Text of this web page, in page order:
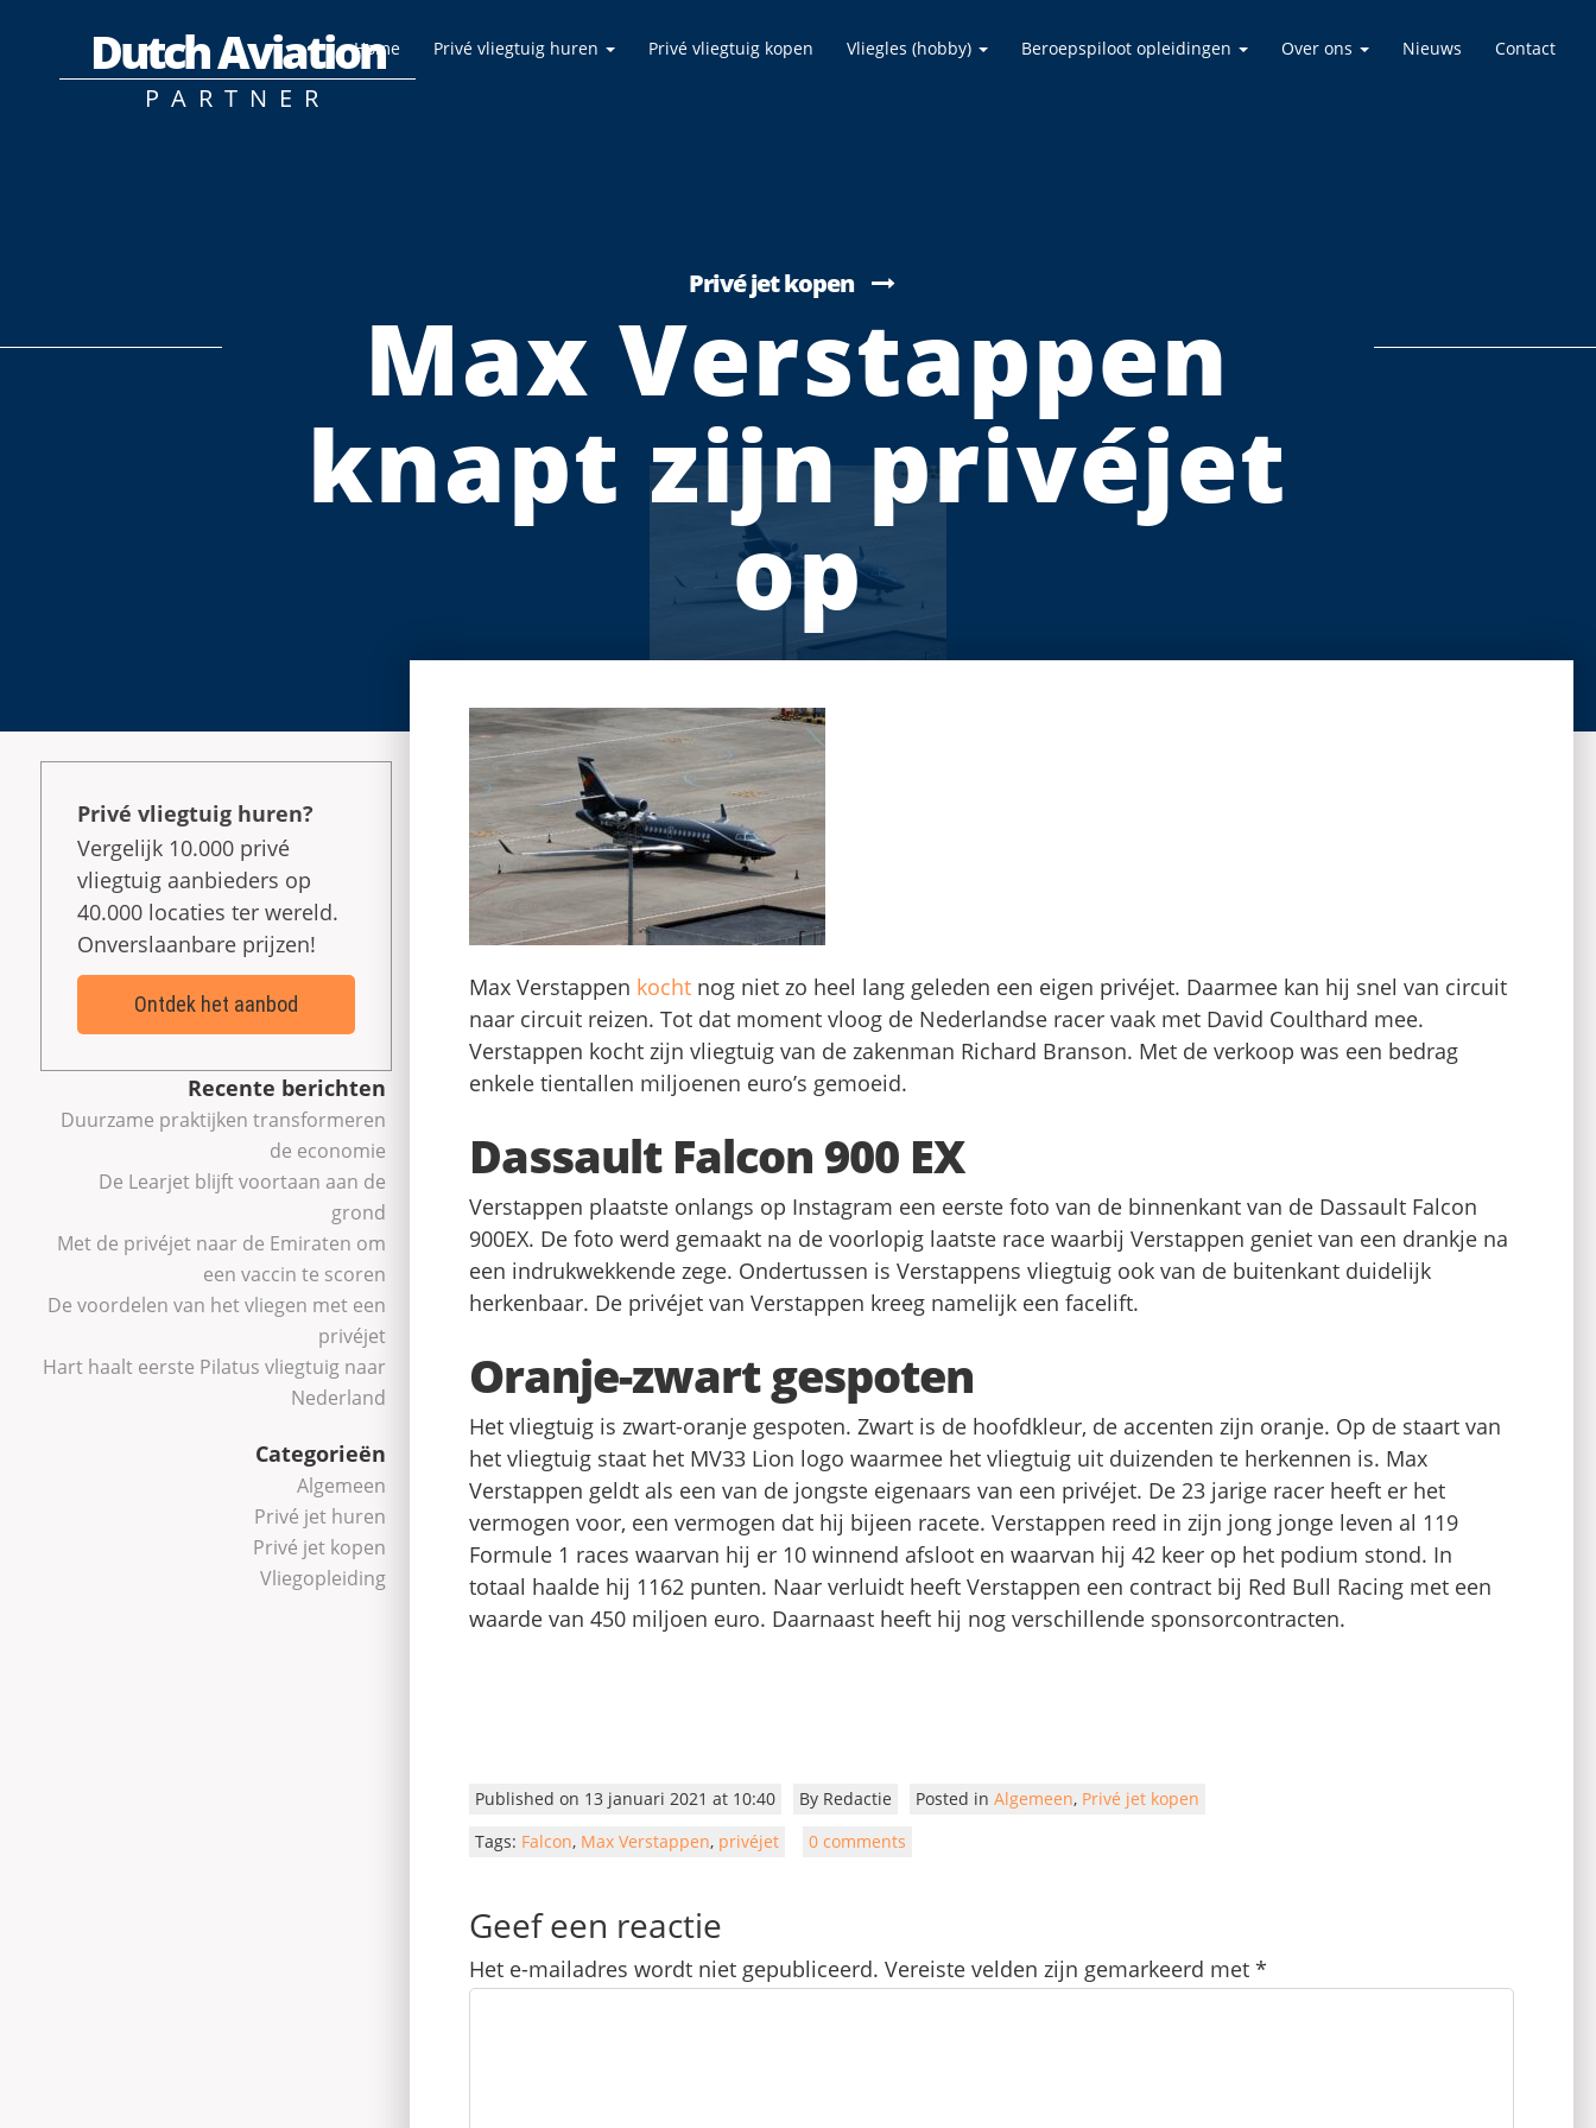
Dutch Aviation
PARTNER
Home Privé vliegtuig huren Privé vliegtuig kopen Vliegles (hobby) Beroepspiloot opleidingen Over ons Nieuws Contact
Privé jet kopen
Max Verstappen
knapt zijn privéjet
op
Privé vliegtuig huren?
Vergelijk 10.000 privé
vliegtuig aanbieders op
40.000 locaties ter wereld.
Onverslaanbare prijzen!
Ontdek het aanbod
Recente berichten
Duurzame praktijken transformeren
de economie
De Learjet blijft voortaan aan de
grond
Met de privéjet naar de Emiraten om
een vaccin te scoren
De voordelen van het vliegen met een
privéjet
Hart haalt eerste Pilatus vliegtuig naar
Nederland
Categorieën
Algemeen
Privé jet huren
Privé jet kopen
Vliegopleiding
Max Verstappen kocht nog niet zo heel lang geleden een eigen privéjet. Daarmee kan hij snel van circuit
naar circuit reizen. Tot dat moment vloog de Nederlandse racer vaak met David Coulthard mee.
Verstappen kocht zijn vliegtuig van de zakenman Richard Branson. Met de verkoop was een bedrag
enkele tientallen miljoenen euro’s gemoeid.
Dassault Falcon 900 EX
Verstappen plaatste onlangs op Instagram een eerste foto van de binnenkant van de Dassault Falcon
900EX. De foto werd gemaakt na de voorlopig laatste race waarbij Verstappen geniet van een drankje na
een indrukwekkende zege. Ondertussen is Verstappens vliegtuig ook van de buitenkant duidelijk
herkenbaar. De privéjet van Verstappen kreeg namelijk een facelift.
Oranje-zwart gespoten
Het vliegtuig is zwart-oranje gespoten. Zwart is de hoofdkleur, de accenten zijn oranje. Op de staart van
het vliegtuig staat het MV33 Lion logo waarmee het vliegtuig uit duizenden te herkennen is. Max
Verstappen geldt als een van de jongste eigenaars van een privéjet. De 23 jarige racer heeft er het
vermogen voor, een vermogen dat hij bijeen racete. Verstappen reed in zijn jong jonge leven al 119
Formule 1 races waarvan hij er 10 winnend afsloot en waarvan hij 42 keer op het podium stond. In
totaal haalde hij 1162 punten. Naar verluidt heeft Verstappen een contract bij Red Bull Racing met een
waarde van 450 miljoen euro. Daarnaast heeft hij nog verschillende sponsorcontracten.
Published on 13 januari 2021 at 10:40 By Redactie Posted inAlgemeen, Privé jet kopen
Tags: Falcon, Max Verstappen, privéjet 0 comments
Geef een reactie
Het e-mailadres wordt niet gepubliceerd. Vereiste velden zijn gemarkeerd met*